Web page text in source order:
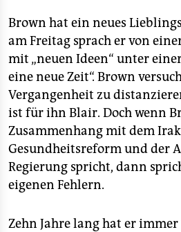
Brown hat ein neues
am Freitag sprach er von
mit „neuen Ideen“ unter
eine neue Zeit“. Brown
Vergangenheit zu
ist für ihn Blair. Doch wenn
Zusammenhang mit dem
Gesundheitsreform und der
Regierung spricht, dann
eigenen Fehlern.
Zehn Jahre lang hat er